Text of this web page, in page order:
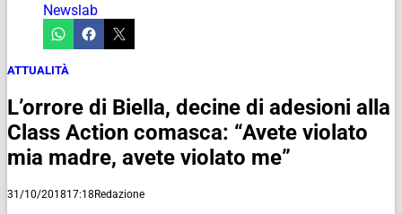
Newslab
ATTUALITÀ
L’orrore di Biella, decine di adesioni alla
Class Action comasca: “Avete violato
mia madre, avete violato me”
31/10/201817:18Redazione